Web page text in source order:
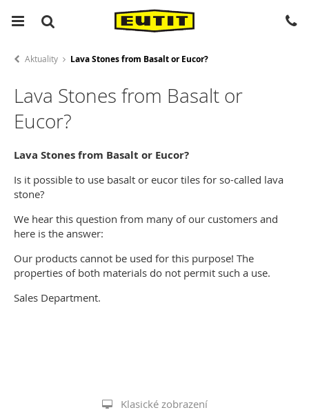
Aktuality Lava Stones from Basalt or Eucor?
Lava Stones from Basalt or
Eucor?
Lava Stones from Basalt or Eucor?
Is it possible to use basalt or eucor tiles for so-called lava
stone?
We hear this question from many of our customers and
here is the answer:
Our products cannot be used for this purpose! The
properties of both materials do not permit such a use.
Sales Department.
Klasické zobrazení